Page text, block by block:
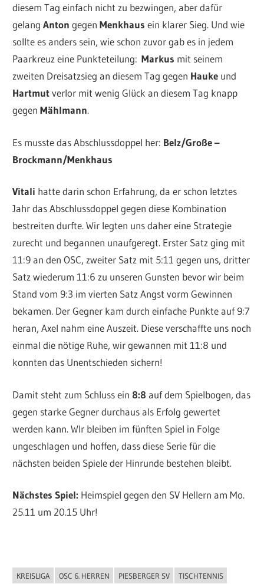
diesem Tag einfach nicht zu bezwingen, aber dafür
gelangAnton gegenMenkhaus ein klarer Sieg. Und wie
sollte es anders sein, wie schon zuvor gab es in jedem
Paarkreuz eine Punkteteilung:Markus mit seinem
zweiten Dreisatzsieg an diesem Tag gegen Hauke und
Hartmutverlor mit wenig Glück an diesem Tag knapp
gegenMählmann.
Es musste das Abschlussdoppel her: Belz/Große –
Brockmann/Menkhaus
Vitali hatte darin schon Erfahrung, da er schon letztes
Jahr das Abschlussdoppel gegen diese Kombination
bestreiten durfte. Wir legten uns daher eine Strategie
zurecht und begannen unaufgeregt. Erster Satz ging mit
11:9 an den OSC, zweiter Satz mit 5:11 gegen uns, dritter
Satz wiederum 11:6 zu unseren Gunsten bevor wir beim
Stand vom 9:3 im vierten Satz Angst vorm Gewinnen
bekamen. Der Gegner kam durch einfache Punkte auf 9:7
heran, Axel nahm eine Auszeit. Diese verschaffte uns noch
einmal die nötige Ruhe, wir gewannen mit 11:8 und
konnten das Unentschieden sichern!
Damit steht zum Schluss ein 8:8 auf dem Spielbogen, das
gegen starke Gegner durchaus als Erfolg gewertet
werden kann. WIr bleiben im fünften Spiel in Folge
ungeschlagen und hoffen, dass diese Serie für die
nächsten beiden Spiele der Hinrunde bestehen bleibt.
Nächstes Spiel: Heimspiel gegen den SV Hellern am Mo.
25.11 um 20.15 Uhr!
ALLGEMEIN
KREISLIGA OSC 6. HERREN PIESBERGER SV TISCHTENNIS